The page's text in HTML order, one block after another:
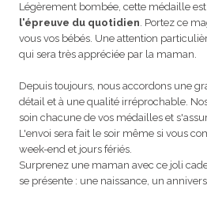
Légèrement bombée, cette médaille est
l'épreuve du quotidien. Portez ce
vous vos bébés. Une attention
qui sera très appréciée par la maman.
Depuis toujours, nous accordons une
détail et à une qualité irréprochable.
soin chacune de vos médailles et
L'envoi sera fait le soir même si vous
week-end et jours fériés.
Surprenez une maman avec ce joli
se présente : une naissance, un